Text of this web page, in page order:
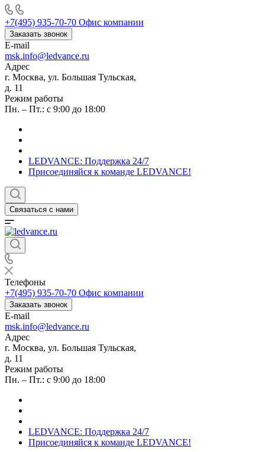
+7(495) 935-70-70 Офис компании
Заказать звонок
E-mail
msk.info@ledvance.ru
Адрес
г. Москва, ул. Большая Тульская,
д. 11
Режим работы
Пн. – Пт.: с 9:00 до 18:00
LEDVANCE: Поддержка 24/7
Присоединяйся к команде LEDVANCE!
Связаться с нами
Телефоны
+7(495) 935-70-70 Офис компании
Заказать звонок
E-mail
msk.info@ledvance.ru
Адрес
г. Москва, ул. Большая Тульская,
д. 11
Режим работы
Пн. – Пт.: с 9:00 до 18:00
LEDVANCE: Поддержка 24/7
Присоединяйся к команде LEDVANCE!